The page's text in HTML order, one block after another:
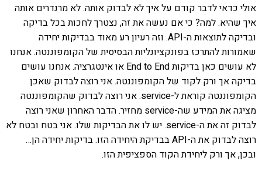
אולי כדאי לדבר קודם על איך לא לבדוק אותה. לא מרנדרים אותה
איך שהיא. למה? כי אם נעשה את זה, נצטרך לחכות בכל בדיקה
ובדיקה לתוצאות ה-API. וזה רעיון רע מאוד בבדיקות יחידה
שאמורות להתרכז בפונקציונליות הבסיסית של הקומפוננטה. אנחנו
לא עושים כאן בדיקות End to End או אינטגרציה. אנחנו עושים
בדיקה אך ורק לקוד של הקומפוננטה. אני רוצה לבדוק שאכן
הקומפוננטה קוראת ל-service. אני רוצה לבדוק שהקומפוננטה
מציגה את המידע שה-service מחזיר. הדבר האחרון שאני רוצה
לבדוק זה את ה-service. יש לו את הבדיקות שלו. אני בטח ובטח לא
רוצה לבדוק את ה-API בבדיקת היחידה הזו. בדיקות יחידה הן…
ובכן, אך ורק ליחידת הקוד הספציפית הזו.